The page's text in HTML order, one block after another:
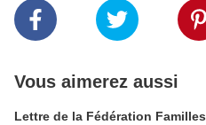
Vous aimerez aussi
Lettre de la Fédération Familles